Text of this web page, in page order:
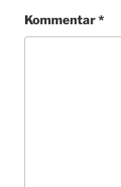
Kommentar*